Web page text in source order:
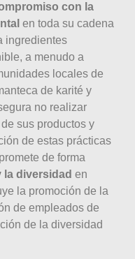
con la
en toda su cadena
ingredientes
a menudo a
locales de
de karité y
no realizar
sus productos y
de estas prácticas
de forma
diversidad en
la promoción de la
de empleados de
de la diversidad